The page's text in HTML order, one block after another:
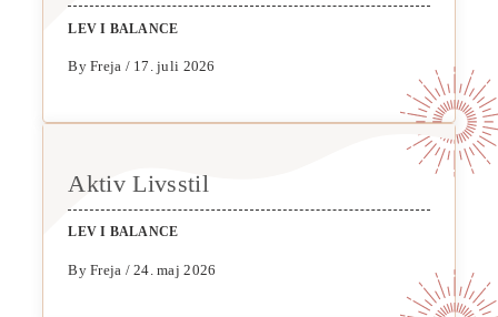
LEV I BALANCE
By Freja / 17. juli 2026
Aktiv Livsstil
LEV I BALANCE
By Freja / 24. maj 2026